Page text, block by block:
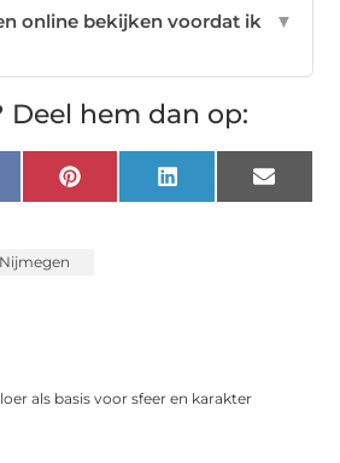
online bekijken voordat ik
▼
Deel hem dan op:
Pinterest LinkedIn Email
als basis voor sfeer en karakter